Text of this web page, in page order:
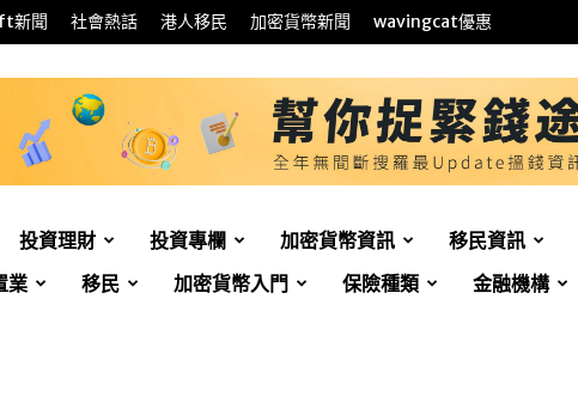
新聞 社會熱話 港人移民 加密貨幣新聞 wavingcat優惠
投資理財 投資專欄 加密貨幣資訊 移民資訊
業 移民 加密貨幣入門 保險種類 金融機構